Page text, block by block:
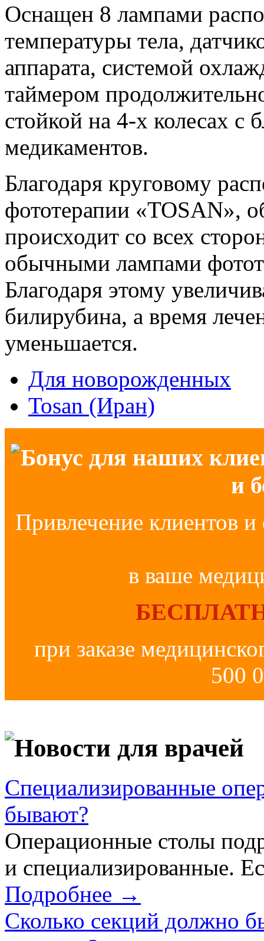
Оснащен 8 лампами
температуры тела,
аппарата, системой
таймером
стойкой на 4-х колесах с
медикаментов.
Благодаря круговому
фототерапии «TOSAN»,
происходит со всех
обычными лампами
Благодаря этому
билирубина, а время
уменьшается.
Для новорожденных
Tosan (Иран)
Бонус для наших
и
Привлечение клиентов и
в ваше
при заказе
500
Новости для врачей
Специализированные
бывают?
Операционные столы
и специализированные.
Подробнее →
Сколько секций должно